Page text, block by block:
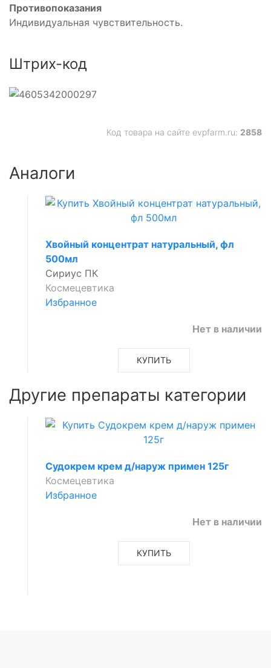
Противопоказания
Индивидуальная чувствительность.
Штрих-код
Код товара на сайте evpfarm.ru: 2858
Аналоги
Хвойный концентрат натуральный, фл
500мл
Сириус ПК
Космецевтика
Избранное
Нет в наличии
КУПИТЬ
Другие препараты категории
Судокрем крем д/наруж примен 125г
Космецевтика
Избранное
Нет в наличии
КУПИТЬ